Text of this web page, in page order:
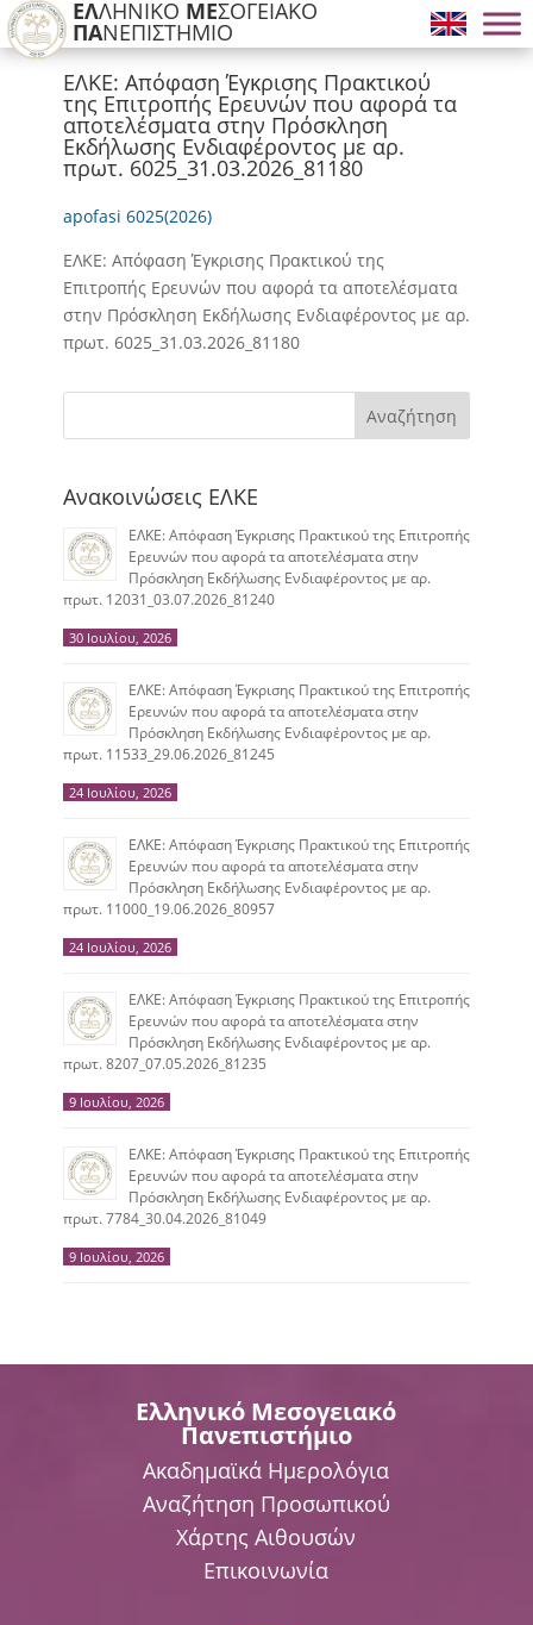
ΕΛΛΗΝΙΚΟ ΜΕΣΟΓΕΙΑΚΟ
ΠΑΝΕΠΙΣΤΗΜΙΟ
ΕΛΚΕ: Απόφαση Έγκρισης Πρακτικού
της Επιτροπής Ερευνών που αφορά τα
αποτελέσματα στην Πρόσκληση
Εκδήλωσης Ενδιαφέροντος με αρ.
πρωτ. 6025_31.03.2026_81180
apofasi 6025(2026)
ΕΛΚΕ: Απόφαση Έγκρισης Πρακτικού της
Επιτροπής Ερευνών που αφορά τα αποτελέσματα
στην Πρόσκληση Εκδήλωσης Ενδιαφέροντος με αρ.
πρωτ. 6025_31.03.2026_81180
Αναζήτηση
Ανακοινώσεις ΕΛΚΕ
ΕΛΚΕ: Απόφαση Έγκρισης Πρακτικού της Επιτροπής
Ερευνών που αφορά τα αποτελέσματα στην
Πρόσκληση Εκδήλωσης Ενδιαφέροντος με αρ.
πρωτ. 12031_03.07.2026_81240
30 Ιουλίου, 2026
ΕΛΚΕ: Απόφαση Έγκρισης Πρακτικού της Επιτροπής
Ερευνών που αφορά τα αποτελέσματα στην
Πρόσκληση Εκδήλωσης Ενδιαφέροντος με αρ.
πρωτ. 11533_29.06.2026_81245
24 Ιουλίου, 2026
ΕΛΚΕ: Απόφαση Έγκρισης Πρακτικού της Επιτροπής
Ερευνών που αφορά τα αποτελέσματα στην
Πρόσκληση Εκδήλωσης Ενδιαφέροντος με αρ.
πρωτ. 11000_19.06.2026_80957
24 Ιουλίου, 2026
ΕΛΚΕ: Απόφαση Έγκρισης Πρακτικού της Επιτροπής
Ερευνών που αφορά τα αποτελέσματα στην
Πρόσκληση Εκδήλωσης Ενδιαφέροντος με αρ.
πρωτ. 8207_07.05.2026_81235
9 Ιουλίου, 2026
ΕΛΚΕ: Απόφαση Έγκρισης Πρακτικού της Επιτροπής
Ερευνών που αφορά τα αποτελέσματα στην
Πρόσκληση Εκδήλωσης Ενδιαφέροντος με αρ.
πρωτ. 7784_30.04.2026_81049
9 Ιουλίου, 2026
Ελληνικό Μεσογειακό
Πανεπιστήμιο
Ακαδημαϊκά Ημερολόγια
Αναζήτηση Προσωπικού
Χάρτης Αιθουσών
Επικοινωνία